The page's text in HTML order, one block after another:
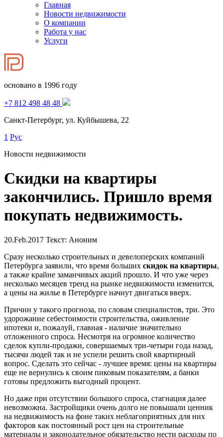
Главная
Новости недвижимости
О компании
Работа у нас
Услуги
основано в 1996 году
+7 812 498 48 48
Санкт-Петербург, ул. Куйбышева, 22
1 Рус
Новости недвижимости
Скидки на квартиры
закончились. Пришло время
покупать недвижимость.
20.Feb.2017 Текст: Аноним
Сразу несколько строительных и девелоперских компаний
Петербурга заявили, что время больших скидок на квартиры,
а также крайне заманчивых акций прошло. И что уже через
несколько месяцев тренд на рынке недвижимости изменится,
а цены на жилье в Петербурге начнут двигаться вверх.
Причин у такого прогноза, по словам специалистов, три. Это
удорожание себестоимости строительства, оживление
ипотеки и, пожалуй, главная - наличие значительно
отложенного спроса. Несмотря на огромное количество
сделок купли-продажи, совершаемых три-четыри года назад,
тысячи людей так и не успели решить свой квартирный
вопрос. Сделать это сейчас - лучшее время: цены на квартиры
еще не вернулись к своим пиковым показателям, а банки
готовы предложить выгодный процент.
Но даже при отсутствии большого спроса, стагнация далее
невозможна. Застройщики очень долго не повышали ценник
на недвижимость на фоне таких неблагоприятных для них
факторов как постоянный рост цен на строительные
материалы и законодательное обязательство нести расходы по